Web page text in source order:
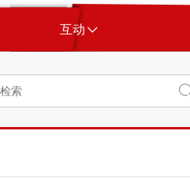
互动